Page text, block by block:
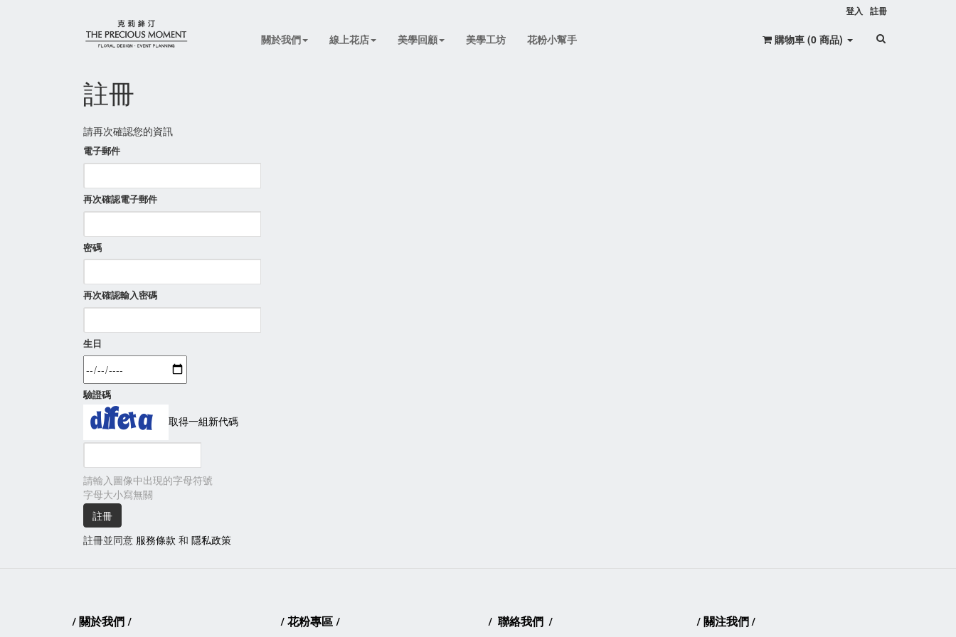
登入 註冊
關於我們 線上花店 美學回顧 美學工坊 花粉小幫手 購物車 (0 商品)
註冊
請再次確認您的資訊
電子郵件
再次確認電子郵件
密碼
再次確認輸入密碼
生日
驗證碼
取得一組新代碼
請輸入圖像中出現的字母符號
字母大小寫無關
註冊並同意 服務條款 和 隱私政策
/關於我們 / /花粉專區 / / 聯絡我們 / /關注我們/